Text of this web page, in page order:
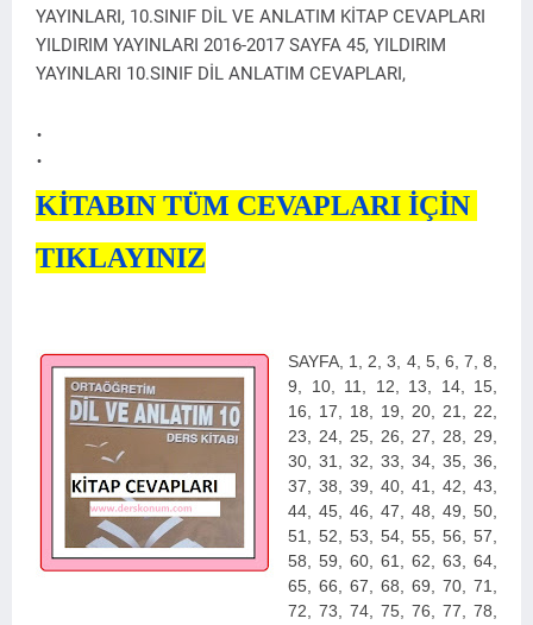
YAYINLARI, 10.SINIF DİL VE ANLATIM KİTAP CEVAPLARI
YILDIRIM YAYINLARI 2016-2017 SAYFA 45, YILDIRIM
YAYINLARI 10.SINIF DİL ANLATIM CEVAPLARI,
.
.
KİTABIN TÜM CEVAPLARI İÇİN
TIKLAYINIZ
SAYFA, 1, 2, 3, 4, 5, 6, 7, 8,
9, 10, 11, 12, 13, 14, 15,
16, 17, 18, 19, 20, 21, 22,
23, 24, 25, 26, 27, 28, 29,
30, 31, 32, 33, 34, 35, 36,
37, 38, 39, 40, 41, 42, 43,
44, 45, 46, 47, 48, 49, 50,
51, 52, 53, 54, 55, 56, 57,
58, 59, 60, 61, 62, 63, 64,
65, 66, 67, 68, 69, 70, 71,
72, 73, 74, 75, 76, 77, 78,